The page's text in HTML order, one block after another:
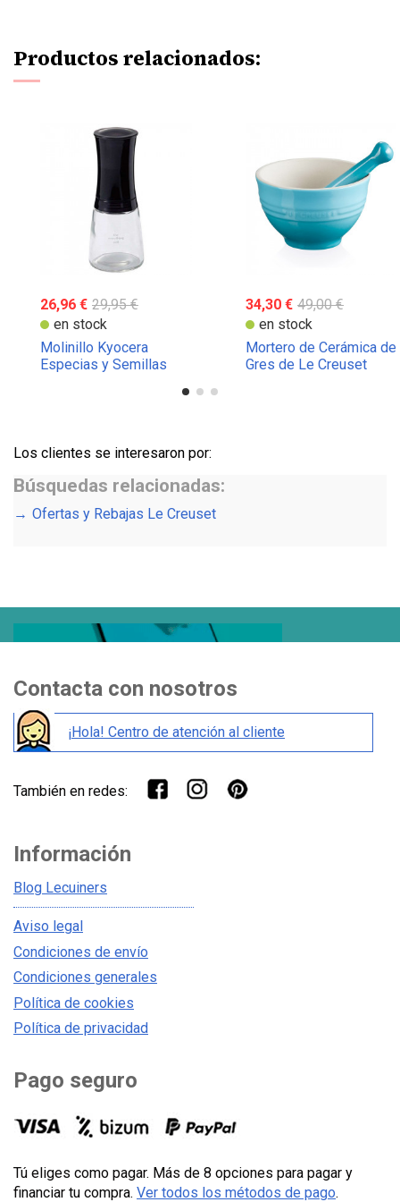
Productos relacionados:
26,96 € 29,95 €
en stock
Molinillo Kyocera
Especias y Semillas
34,30 € 49,00 €
en stock
Mortero de Cerámica de
Gres de Le Creuset
Los clientes se interesaron por:
Búsquedas relacionadas:
Ofertas y Rebajas Le Creuset
Contacta con nosotros
¡Hola! Centro de atención al cliente
También en redes:
Información
Blog Lecuiners
Aviso legal
Condiciones de envío
Condiciones generales
Política de cookies
Política de privacidad
Pago seguro
Tú eliges como pagar. Más de 8 opciones para pagar y
financiar tu compra. Ver todos los métodos de pago.